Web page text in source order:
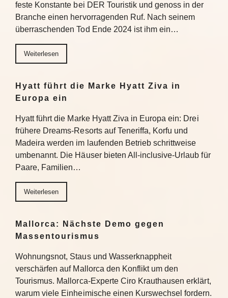
feste Konstante bei DER Touristik und genoss in der
Branche einen hervorragenden Ruf. Nach seinem
überraschenden Tod Ende 2024 ist ihm ein…
Weiterlesen
Hyatt führt die Marke Hyatt Ziva in
Europa ein
Hyatt führt die Marke Hyatt Ziva in Europa ein: Drei
frühere Dreams-Resorts auf Teneriffa, Korfu und
Madeira werden im laufenden Betrieb schrittweise
umbenannt. Die Häuser bieten All-inclusive-Urlaub für
Paare, Familien…
Weiterlesen
Mallorca: Nächste Demo gegen
Massentourismus
Wohnungsnot, Staus und Wasserknappheit
verschärfen auf Mallorca den Konflikt um den
Tourismus. Mallorca-Experte Ciro Krauthausen erklärt,
warum viele Einheimische einen Kurswechsel fordern.